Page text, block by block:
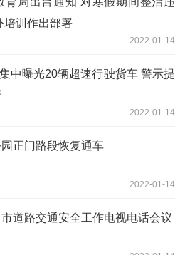
培训作出部署
2022-01-14
中曝光20辆超速行驶货车 警示提
2022-01-14
正门路段恢复通车
2022-01-14
道路交通安全工作电视电话会议